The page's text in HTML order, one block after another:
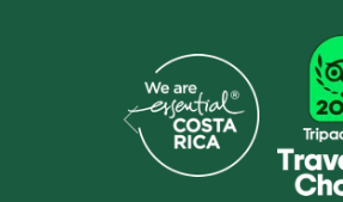
Anterior